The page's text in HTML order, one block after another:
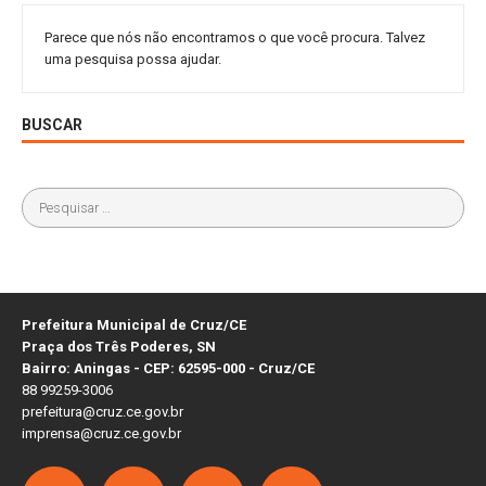
Parece que nós não encontramos o que você procura. Talvez
uma pesquisa possa ajudar.
BUSCAR
Prefeitura Municipal de Cruz/CE
Praça dos Três Poderes, SN
Bairro: Aningas - CEP: 62595-000 - Cruz/CE
88 99259-3006
prefeitura@cruz.ce.gov.br
imprensa@cruz.ce.gov.br